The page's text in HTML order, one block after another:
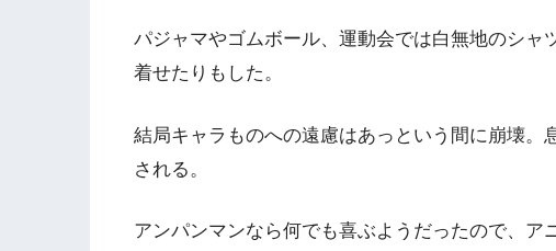
パジャマやゴムボール、運動会では白無地のシャ
着せたりもした。
結局キャラものへの遠慮はあっという間に崩壊。
される。
アンパンマンなら何でも喜ぶようだったので、ア